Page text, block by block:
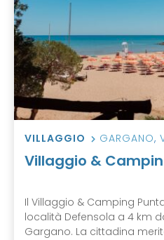
VILLAGGIO GARGANO,
Villaggio &
Il Villaggio & Camping
località Defensola a 4 km
Gargano. La cittadina